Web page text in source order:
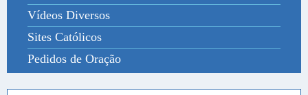
Vídeos Diversos
Sites Católicos
Pedidos de Oração